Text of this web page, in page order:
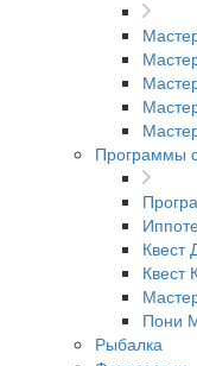
Программы
Квест
Квест
Пони
Рыбалка